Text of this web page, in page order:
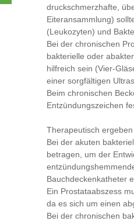
druckschmerzhafte,
Eiteransammlung)
(Leukozyten) und
Bei der chronischen
bakterielle oder
hilfreich sein (Vier-
einer sorgfältigen
Beim chronischen
Entzündungszeichen
Therapeutisch
Bei der akuten
betragen, um der
Bauchdeckenkatheter
Ein Prostataabszess
da es sich um einen
Bei der chronischen